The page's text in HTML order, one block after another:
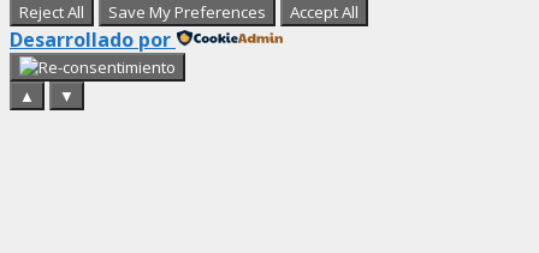
Reject All Save My Preferences Accept All
Desarrollado por
▲ ▼